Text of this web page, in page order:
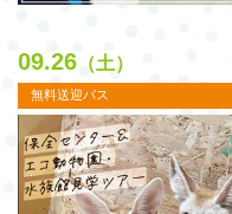
09.26 （土）
無料送迎バス